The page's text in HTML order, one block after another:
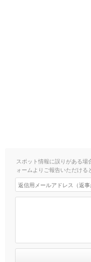
スポット情報に誤りがある
ォームよりご報告いただける